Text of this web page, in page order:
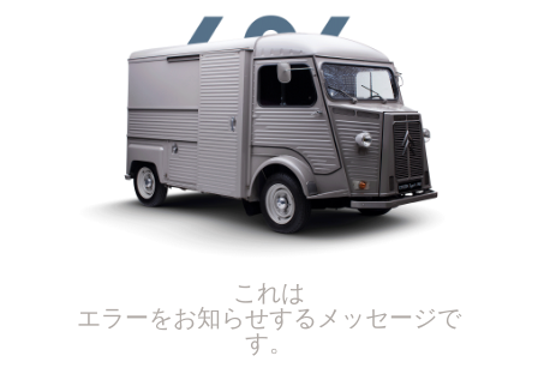
これは
エラーをお知らせするメッセージで
す。